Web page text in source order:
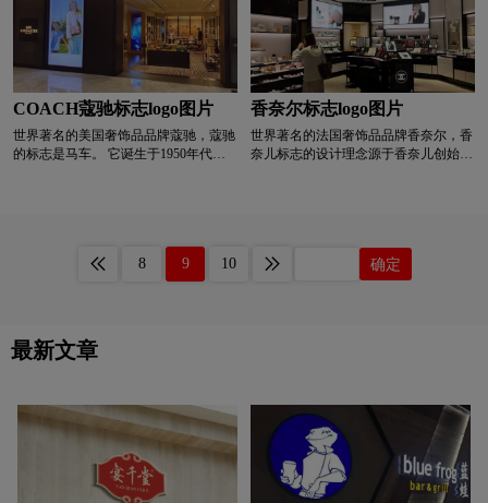
W字母酒店logo设计 校徽logo设计
学院logo设计 箱包logo设计 香水logo设计
洗发水logo设计 鞋logo设计 医药logo设计
Y字母汉字酒店logo设计
中国logo设计 中医logo设计 棕色logo设计
紫色logo设计 字母logo设计 实景logo设计
控，马童在一旁，但主座是空的。 之
所以用这样的画，与一幅画有关，名叫
《马车与马童》，是第三代继承人埃米
尔·赫尔墨斯收藏的一幅画。 以这幅画
为背景，标志的含义也一目了然。 “虽
然爱马仕提供一流的商品，但如何展现
商品的特性需要消费者自己的理解和掌
控。”
COACH蔻驰标志logo图片
世界著名的美国奢饰品品牌蔻驰，蔻驰
的标志是马车。 它诞生于1950年代，
置不显眼，比如包包的五金配件。
香奈尔标志logo图片
世界著名的法国奢饰品品牌香奈尔，香
奈儿标志的设计理念源于香奈儿创始人
Chanel 使用了两个字母双 C 作为 Chanel
标志。 标志的黑色代表了香奈儿所代
表的优雅和精致。 该标志在增添奢华
逝，风格永存”仍然是品牌背后的指导
力量，这也是 Chanel 标志设计理念的
关键。
8 9 10 确定
最新文章